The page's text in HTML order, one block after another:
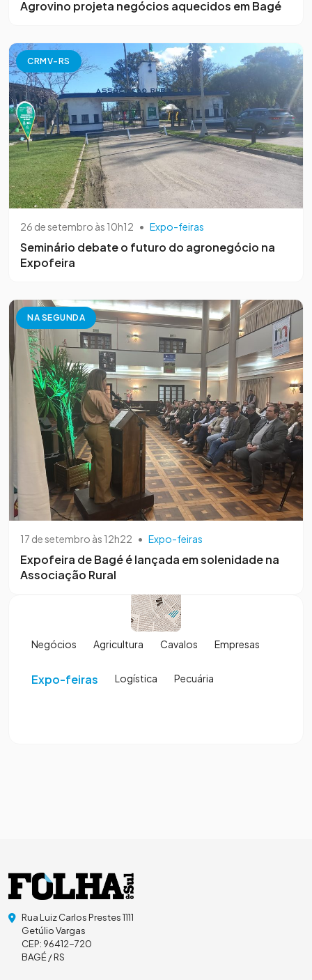
Agrovino projeta negócios aquecidos em Bagé
CRMV-RS
26 de setembro às 10h12 • Expo-feiras
Seminário debate o futuro do agronegócio na
Expofeira
NA SEGUNDA
17 de setembro às 12h22 • Expo-feiras
Expofeira de Bagé é lançada em solenidade na
Associação Rural
Negócios Agricultura Cavalos Empresas
Expo-feiras Logística Pecuária
Rua Luiz Carlos Prestes 1111
Getúlio Vargas
CEP: 96412-720
BAGÉ / RS